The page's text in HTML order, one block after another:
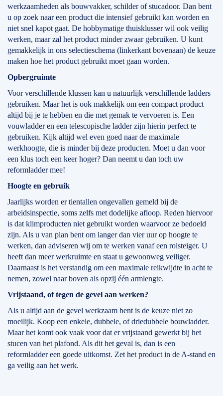
werkzaamheden als bouwvakker, schilder of stucadoor. Dan bent
u op zoek naar een product die intensief gebruikt kan worden en
niet snel kapot gaat. De hobbymatige thuisklusser wil ook veilig
werken, maar zal het product minder zwaar gebruiken. U kunt
gemakkelijk in ons selectieschema (linkerkant bovenaan) de keuze
maken hoe het product gebruikt moet gaan worden.
Opbergruimte
Voor verschillende klussen kan u natuurlijk verschillende ladders
gebruiken. Maar het is ook makkelijk om een compact product
altijd bij je te hebben en die met gemak te vervoeren is. Een
vouwladder en een telescopische ladder zijn hierin perfect te
gebruiken. Kijk altijd wel even goed naar de maximale
werkhoogte, die is minder bij deze producten. Moet u dan voor
een klus toch een keer hoger? Dan neemt u dan toch uw
reformladder mee!
Hoogte en gebruik
Jaarlijks worden er tientallen ongevallen gemeld bij de
arbeidsinspectie, soms zelfs met dodelijke afloop. Reden hiervoor
is dat klimproducten niet gebruikt worden waarvoor ze bedoeld
zijn. Als u van plan bent om langer dan vier uur op hoogte te
werken, dan adviseren wij om te werken vanaf een rolsteiger. U
heeft dan meer werkruimte en staat u gewoonweg veiliger.
Daarnaast is het verstandig om een maximale reikwijdte in acht te
nemen, zowel naar boven als opzij één armlengte.
Vrijstaand, of tegen de gevel aan werken?
Als u altijd aan de gevel werkzaam bent is de keuze niet zo
moeilijk. Koop een enkele, dubbele, of driedubbele bouwladder.
Maar het komt ook vaak voor dat er vrijstaand gewerkt bij het
stucen van het plafond. Als dit het geval is, dan is een
reformladder een goede uitkomst. Zet het product in de A-stand en
ga veilig aan het werk.